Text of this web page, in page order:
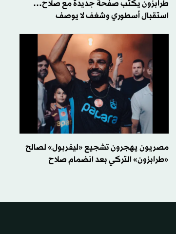
طرابزون يكتب صفحة جديدة مع صلاح…
استقبال أسطوري وشغف لا يوصف
مصريون يهجرون تشجيع «ليفربول» لصالح
«طرابزون» التركي بعد انضمام صلاح